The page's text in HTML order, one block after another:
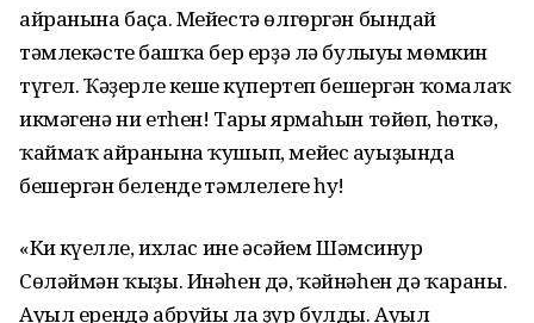
айранына баҫа. Мейестә өлгөргән бындай
тәмлекәстең башҡа бер ерҙә лә булыуы мөмкин
түгел. Ҡәҙерле кешең күпертеп бешергән ҡомалаҡ
икмәгенә ни етһен! Тары ярмаһын төйөп, һөткә,
ҡаймаҡ айранына ҡушып, мейес ауыҙында
бешергән белендең тәмлелеге һуң!
«Киң күңелле, ихлас ине әсәйем Шәмсинур
Сөләймән ҡыҙы. Инәһен дә, ҡәйнәһен дә ҡараны.
Ауыл ерендә абруйы ла ҙур булды. Ауыл